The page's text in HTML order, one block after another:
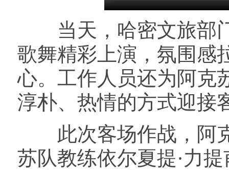
当天，哈密文旅部门
歌舞精彩上演，氛围感
心。工作人员还为阿克
淳朴、热情的方式迎接
此次客场作战，阿克
苏队教练依尔夏提·力